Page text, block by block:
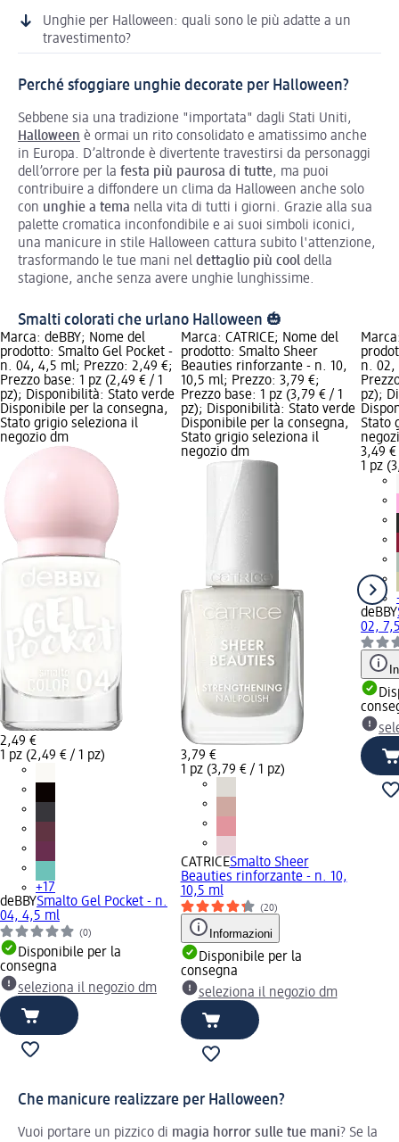
Unghie per Halloween: quali sono le più adatte a un
travestimento?
Perché sfoggiare unghie decorate per Halloween?
Sebbene sia una tradizione "importata" dagli Stati Uniti,
Halloween è ormai un rito consolidato e amatissimo anche
in Europa. D’altronde è divertente travestirsi da personaggi
dell’orrore per la festa più paurosa di tutte, ma puoi
contribuire a diffondere un clima da Halloween anche solo
con unghie a tema nella vita di tutti i giorni. Grazie alla sua
palette cromatica inconfondibile e ai suoi simboli iconici,
una manicure in stile Halloween cattura subito l'attenzione,
trasformando le tue mani nel dettaglio più cool della
stagione, anche senza avere unghie lunghissime.
Smalti colorati che urlano Halloween 🎃
Marca: deBBY; Nome del
prodotto: Smalto Gel Pocket -
n. 04, 4,5 ml; Prezzo: 2,49 €;
Prezzo base: 1 pz (2,49 € / 1
pz); Disponibilità: Stato verde
Disponibile per la consegna,
Stato grigio seleziona il
negozio dm
2,49 €
1 pz (2,49 € / 1 pz)
+17
deBBYSmalto Gel Pocket - n.
04, 4,5 ml
(0)
Disponibile per la
consegna
seleziona il negozio dm
Marca: CATRICE; Nome del
prodotto: Smalto Sheer
Beauties rinforzante - n. 10,
10,5 ml; Prezzo: 3,79 €;
Prezzo base: 1 pz (3,79 € / 1
pz); Disponibilità: Stato verde
Disponibile per la consegna,
Stato grigio seleziona il
negozio dm
3,79 €
1 pz (3,79 € / 1 pz)
CATRICESmalto Sheer
Beauties rinforzante - n. 10,
10,5 ml
(20)
Informazioni
Disponibile per la
consegna
seleziona il negozio dm
n. 02,
pz);
Stato
3,49 €
1 pz
deBBY
02,
Che manicure realizzare per Halloween?
Vuoi portare un pizzico di magia horror sulle tue mani? Se la